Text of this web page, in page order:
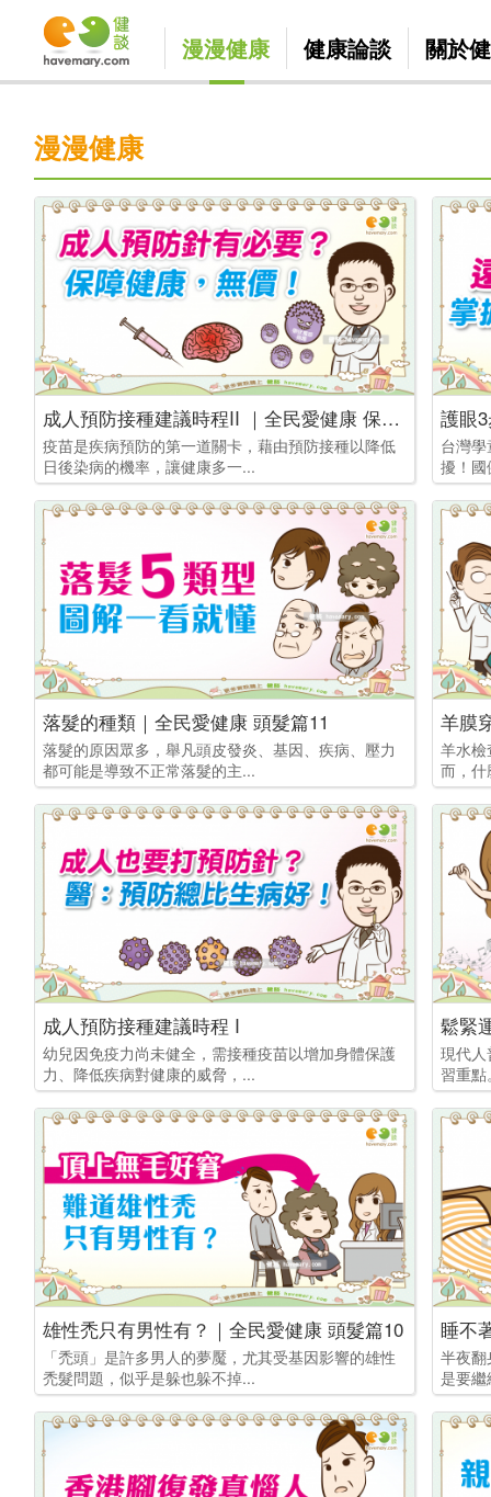
漫漫健康 健康論談 關於
漫漫健康
成人預防接種建議時程II ｜全民愛健康 保健篇21
疫苗是疾病預防的第一道關卡，藉由預防接種以降低
日後染病的機率，讓健康多一...
護眼
台灣
擾！
落髮的種類｜全民愛健康 頭髮篇11
落髮的原因眾多，舉凡頭皮發炎、基因、疾病、壓力
都可能是導致不正常落髮的主...
羊膜
羊水
而，
成人預防接種建議時程 I
幼兒因免疫力尚未健全，需接種疫苗以增加身體保護
力、降低疾病對健康的威脅，...
鬆緊
現代
習重
雄性禿只有男性有？｜全民愛健康 頭髮篇10
「禿頭」是許多男人的夢魘，尤其受基因影響的雄性
禿髮問題，似乎是躲也躲不掉...
睡不
半夜
是要